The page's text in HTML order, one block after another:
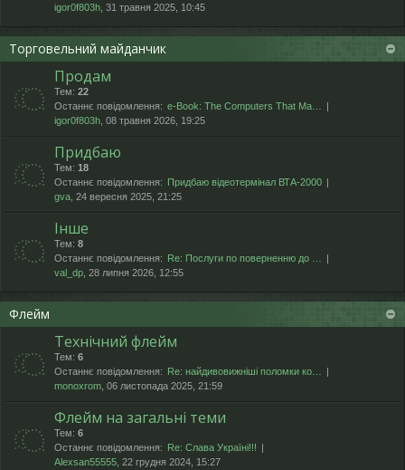
igor0f803h , 31 травня 2025, 10:45
Торговельний майданчик
Продам
Тем: 22
Останнє повідомлення: e-Book: The Computers That Ma…
igor0f803h , 08 травня 2026, 19:25
Придбаю
Тем: 18
Останнє повідомлення:
Придбаю відеотермінал ВТА-2000
gva , 24 вересня 2025, 21:25
Інше
Тем: 8
Останнє повідомлення:
Re: Послуги по поверненню до …
val_dp , 28 липня 2026, 12:55
Флейм
Технічний флейм
Тем: 6
Останнє повідомлення:
Re: найдивовижніші поломки ко…
monoxrom , 06 листопада 2025, 21:59
Флейм на загальні теми
Тем: 6
Останнє повідомлення:
Re: Слава Україні!!!
Alexsan55555 , 22 грудня 2024, 15:27